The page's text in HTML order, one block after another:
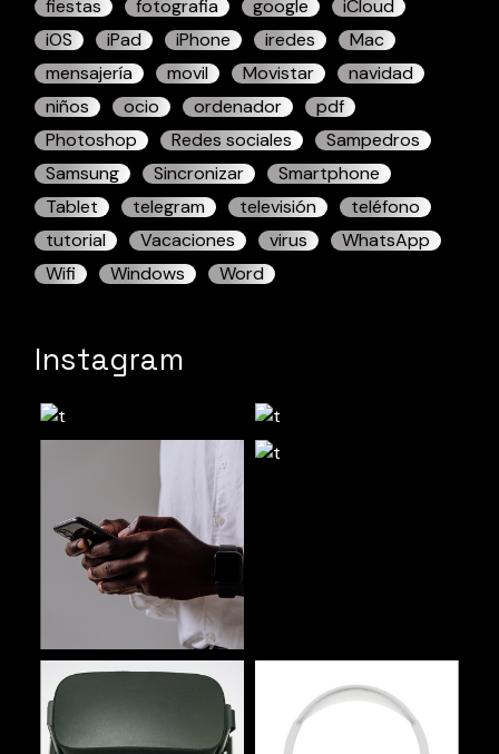
fiestas fotografia google
iCloud
iOS
iPad iPhone iredes
Mac
mensajería
movil Movistar
navidad
niños
ocio ordenador
pdf
Photoshop
Redes sociales
Sampedros
Samsung
Sincronizar
Smartphone
Tablet
telegram televisión
teléfono
tutorial
Vacaciones virus
WhatsApp
Wifi
Windows Word
Instagram